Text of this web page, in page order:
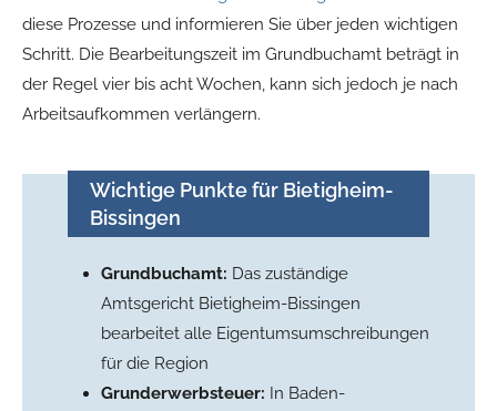
diese Prozesse und informieren Sie über jeden wichtigen
Schritt. Die Bearbeitungszeit im Grundbuchamt beträgt in
der Regel vier bis acht Wochen, kann sich jedoch je nach
Arbeitsaufkommen verlängern.
Wichtige Punkte für Bietigheim-
Bissingen
Grundbuchamt: Das zuständige
Amtsgericht Bietigheim-Bissingen
bearbeitet alle Eigentumsumschreibungen
für die Region
Grunderwerbsteuer: In Baden-